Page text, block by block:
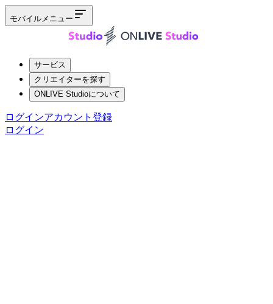
モバイルメニュー
サービス
クリエイターを探す
ONLIVE Studioについて
ログインアカウント登録
ログイン